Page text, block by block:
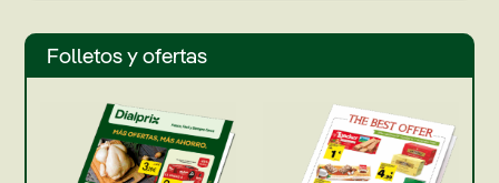
Folletos y ofertas